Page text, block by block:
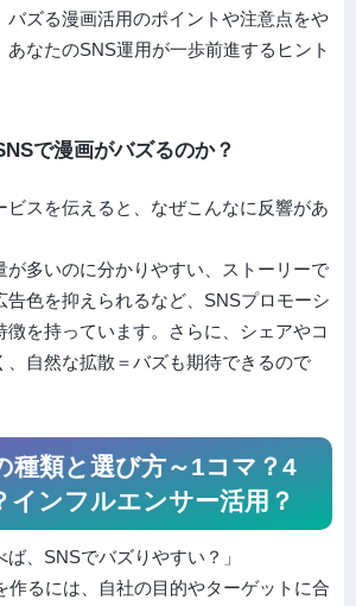
バズる漫画活用のポイントや注意点をや
あなたのSNS運用が一歩前進するヒント
で漫画がバズるのか？
ビスを伝えると、なぜこんなに反響があ
が多いのに分かりやすい、ストーリーで
告色を抑えられるなど、SNSプロモーシ
徴を持っています。さらに、シェアやコ
、自然な拡散＝バズも期待できるので
種類と選び方～1コマ？4
インフルエンサー活用？
ば、SNSでバズりやすい？」
作るには、自社の目的やターゲットに合